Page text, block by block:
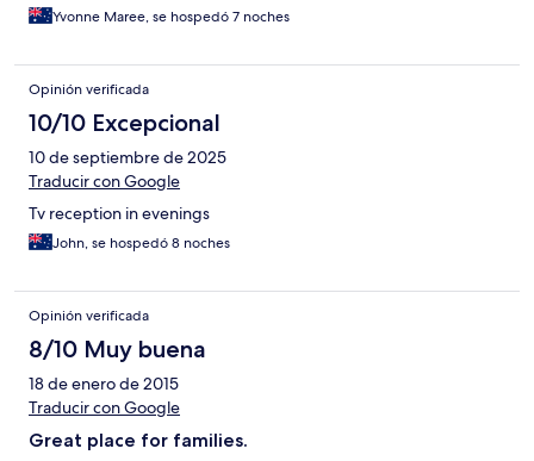
Yvonne Maree, se hospedó 7 noches
Opinión verificada
10/10 Excepcional
10 de septiembre de 2025
Traducir con Google
Tv reception in evenings
John, se hospedó 8 noches
Opinión verificada
8/10 Muy buena
18 de enero de 2015
Traducir con Google
Great place for families.